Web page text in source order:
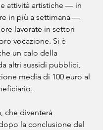
attività artistiche — in
in più a settimana —
lavorate in settori
vocazione. Si è
un calo della
altri sussidi pubblici,
media di 100 euro al
che diventerà
la conclusione del